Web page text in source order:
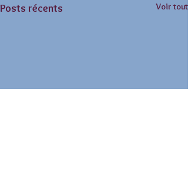
Posts récents Voir tout